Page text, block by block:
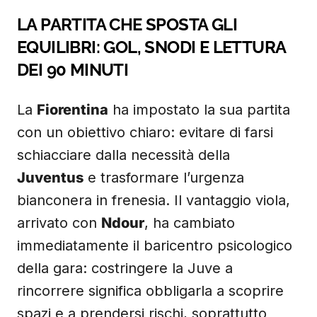
LA PARTITA CHE SPOSTA GLI
EQUILIBRI: GOL, SNODI E LETTURA
DEI 90 MINUTI
La Fiorentina ha impostato la sua partita
con un obiettivo chiaro: evitare di farsi
schiacciare dalla necessità della
Juventus e trasformare l’urgenza
bianconera in frenesia. Il vantaggio viola,
arrivato con Ndour, ha cambiato
immediatamente il baricentro psicologico
della gara: costringere la Juve a
rincorrere significa obbligarla a scoprire
spazi e a prendersi rischi, soprattutto